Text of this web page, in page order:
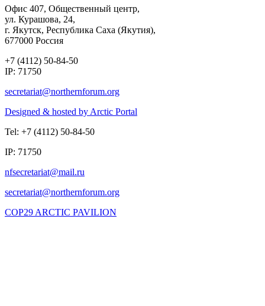
Офис 407, Общественный центр,
ул. Курашова, 24,
г. Якутск, Республика Саха (Якутия),
677000 Россия
+7 (4112) 50-84-50
IP: 71750
Designed & hosted by Arctic Portal
Tel: +7 (4112) 50-84-50
IP: 71750
COP29 ARCTIC PAVILION